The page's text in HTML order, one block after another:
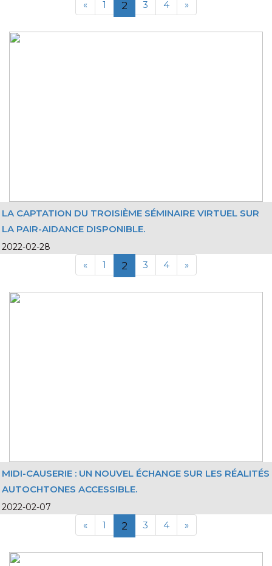
« 1 2 3 4 »
LA CAPTATION DU TROISIÈME SÉMINAIRE VIRTUEL SUR
LA PAIR-AIDANCE DISPONIBLE.
2022-02-28
« 1 2 3 4 »
MIDI-CAUSERIE : UN NOUVEL ÉCHANGE SUR LES RÉALITÉS
AUTOCHTONES ACCESSIBLE.
2022-02-07
« 1 2 3 4 »